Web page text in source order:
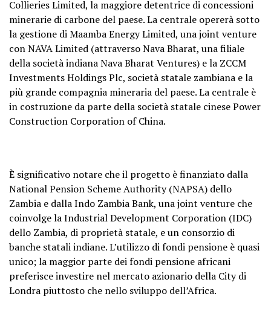
Collieries Limited, la maggiore detentrice di concessioni
minerarie di carbone del paese. La centrale opererà sotto
la gestione di Maamba Energy Limited, una joint venture
con NAVA Limited (attraverso Nava Bharat, una filiale
della società indiana Nava Bharat Ventures) e la ZCCM
Investments Holdings Plc, società statale zambiana e la
più grande compagnia mineraria del paese. La centrale è
in costruzione da parte della società statale cinese Power
Construction Corporation of China.
È significativo notare che il progetto è finanziato dalla
National Pension Scheme Authority (NAPSA) dello
Zambia e dalla Indo Zambia Bank, una joint venture che
coinvolge la Industrial Development Corporation (IDC)
dello Zambia, di proprietà statale, e un consorzio di
banche statali indiane. L’utilizzo di fondi pensione è quasi
unico; la maggior parte dei fondi pensione africani
preferisce investire nel mercato azionario della City di
Londra piuttosto che nello sviluppo dell’Africa.